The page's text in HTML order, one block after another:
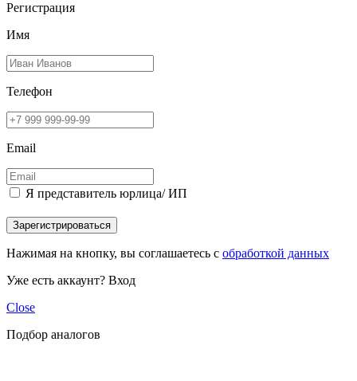
Регистрация
Имя
Телефон
Email
Я представитель юрлица/ ИП
Зарегистрироваться
Нажимая на кнопку, вы соглашаетесь с обработкой данных
Уже есть аккаунт? Вход
Close
Подбор аналогов